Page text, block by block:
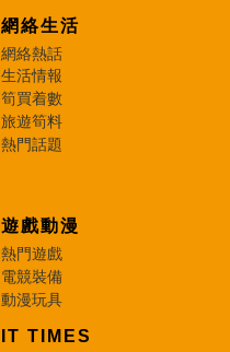
網絡生活
網絡熱話
生活情報
筍買着數
旅遊筍料
熱門話題
遊戲動漫
熱門遊戲
電競裝備
動漫玩具
IT TIMES